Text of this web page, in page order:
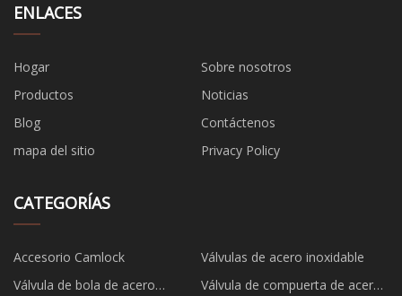
ENLACES
Hogar
Sobre nosotros
Productos
Noticias
Blog
Contáctenos
mapa del sitio
Privacy Policy
CATEGORÍAS
Accesorio Camlock
Válvulas de acero inoxidable
Válvula de bola de acero
Válvula de compuerta de acero